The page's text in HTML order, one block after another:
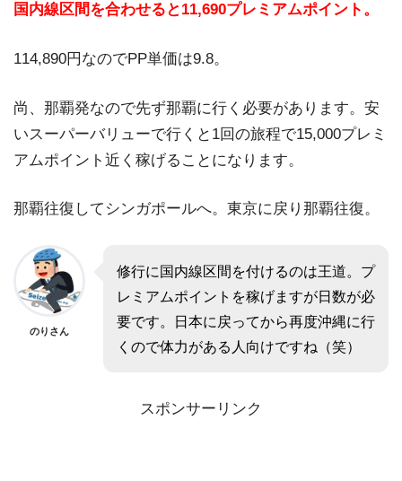
国内線区間を合わせると11,690プレミアムポイント。
114,890円なのでPP単価は9.8。
尚、那覇発なので先ず那覇に行く必要があります。安
いスーパーバリューで行くと1回の旅程で15,000プレミ
アムポイント近く稼げることになります。
那覇往復してシンガポールへ。東京に戻り那覇往復。
のりさん
修行に国内線区間を付けるのは王道。プ
レミアムポイントを稼げますが日数が必
要です。日本に戻ってから再度沖縄に行
くので体力がある人向けですね（笑）
スポンサーリンク